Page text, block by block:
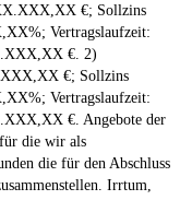
€; Sollzins
Vertragslaufzeit:
€. 2)
€; Sollzins
Vertragslaufzeit:
€. Angebote der
die wir als
die für den Abschluss
Irrtum,